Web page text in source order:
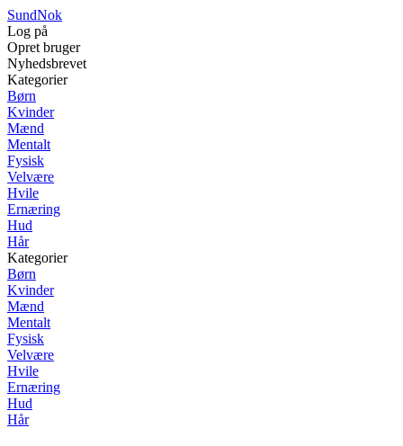
SundNok
Log på
Opret bruger
Nyhedsbrevet
Kategorier
Børn
Kvinder
Mænd
Mentalt
Fysisk
Velvære
Hvile
Ernæring
Hud
Hår
Kategorier
Børn
Kvinder
Mænd
Mentalt
Fysisk
Velvære
Hvile
Ernæring
Hud
Hår